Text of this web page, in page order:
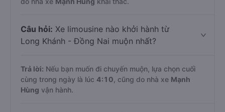
Câu hỏi: Xe limousine nào khởi hành từ
Long Khánh - Đồng Nai muộn nhất?
Trả lời: Nếu bạn muốn đi chuyến muộn, lựa chọn cuối
cùng trong ngày là lúc 4:10 , cũng do nhà xe Mạnh
Hùng vận hành.